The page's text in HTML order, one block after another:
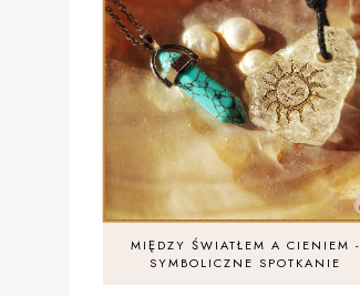
MIĘDZY ŚWIATŁEM A CIENIEM -
SYMBOLICZNE SPOTKANIE